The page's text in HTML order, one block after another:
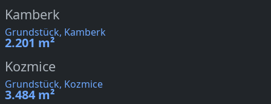
Kamberk
Grundstück, Kamberk
2.201 m²
Kozmice
Grundstück, Kozmice
3.484 m²